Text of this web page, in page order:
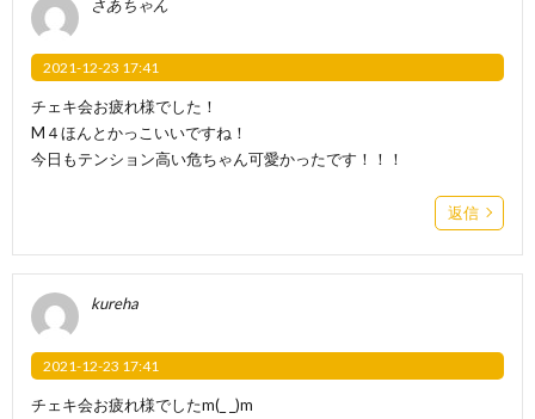
さあちゃん
2021-12-23 17:41
チェキ会お疲れ様でした！
M４ほんとかっこいいですね！
今日もテンション高い危ちゃん可愛かったです！！！
返信
kureha
2021-12-23 17:41
チェキ会お疲れ様でしたm(_ _)m